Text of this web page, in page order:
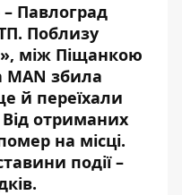
– Павлоград
Поблизу
між Піщанкою
MAN збила
й переїхали
Від отриманих
на місці.
події –